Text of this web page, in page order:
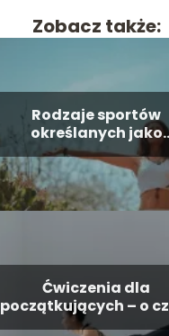
Zobacz także:
Rodzaje sportów
określanych jako
ekstremalne
Ćwiczenia dla
początkujących – o
trzeba pamiętać